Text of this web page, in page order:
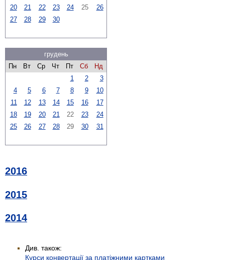
20
21 22 23 24 25
26
27
28 29 30
грудень
Пн
Вт Ср Чт Пт Сб
Нд
1
2
3
4
5 6 7 8 9
10
11
12 13 14 15 16
17
18
19 20 21 22 23
24
25
26 27 28 29 30 31
2016
2015
2014
Див. також:
Курси конвертації за платіжними картками